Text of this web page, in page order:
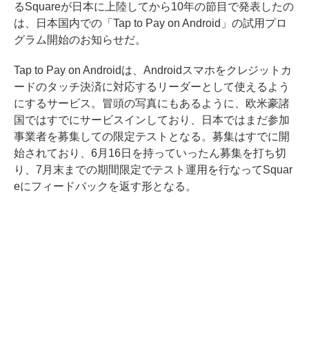
るSquareが日本に上陸してから10年の節目で発表したの
は、
日本国内での「Tap to Pay on Android」の試用プロ
グラム開始のお知らせだ。
Tap to Pay on Androidは、Androidスマホをクレジットカ
ードのタッチ決済に対応するリーダーとして使えるよう
にするサービス。冒頭の写真にもあるように、欧米豪諸
国ではすでにサービスインしており、日本ではまだ参加
事業者を募集しての限定テストとなる。募集はすでに開
始されており、6月16日を持っていったん募集を打ち切
り、7月末までの期間限定でテスト運用を行なってSquar
eにフィードバックを返す形となる。